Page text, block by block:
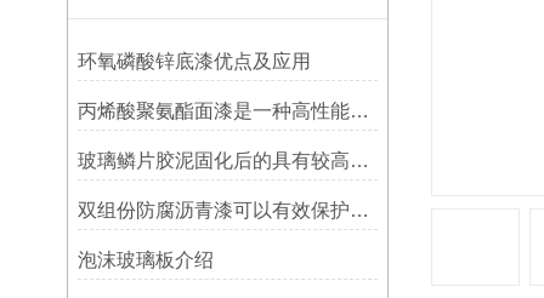
环氧磷酸锌底漆优点及应用
丙烯酸聚氨酯面漆是一种高性能涂料
玻璃鳞片胶泥固化后的具有较高的硬度和耐磨性
双组份防腐沥青漆可以有效保护设施免受腐蚀侵蚀
泡沫玻璃板介绍